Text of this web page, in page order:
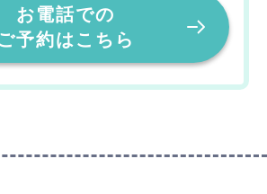
お電話での
予約はこちら